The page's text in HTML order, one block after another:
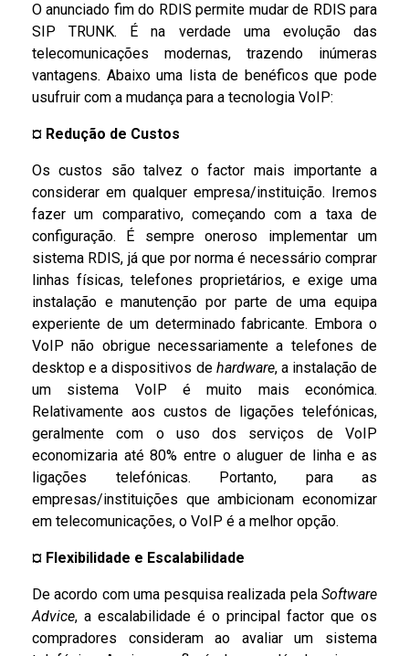
O anunciado fim do RDIS permite mudar de RDIS para
SIP TRUNK. É na verdade uma evolução das
telecomunicações modernas, trazendo inúmeras
vantagens. Abaixo uma lista de benéficos que pode
usufruir com a mudança para a tecnologia VoIP:
¤ Redução de Custos
Os custos são talvez o factor mais importante a
considerar em qualquer empresa/instituição. Iremos
fazer um comparativo, começando com a taxa de
configuração. É sempre oneroso implementar um
sistema RDIS, já que por norma é necessário comprar
linhas físicas, telefones proprietários, e exige uma
instalação e manutenção por parte de uma equipa
experiente de um determinado fabricante. Embora o
VoIP não obrigue necessariamente a telefones de
desktop e a dispositivos de hardware, a instalação de
um sistema VoIP é muito mais económica.
Relativamente aos custos de ligações telefónicas,
geralmente com o uso dos serviços de VoIP
economizaria até 80% entre o aluguer de linha e as
ligações telefónicas. Portanto, para as
empresas/instituições que ambicionam economizar
em telecomunicações, o VoIP é a melhor opção.
¤ Flexibilidade e Escalabilidade
De acordo com uma pesquisa realizada pela Software
Advice, a escalabilidade é o principal factor que os
compradores consideram ao avaliar um sistema